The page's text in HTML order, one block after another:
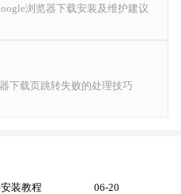
浏览器下载安装及维护建议
下载页跳转失败的处理技巧
装教程 06-20